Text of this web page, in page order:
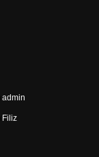
admin
Filiz